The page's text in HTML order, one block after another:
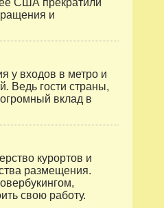
и
у входов в метро и
Ведь гости страны,
вклад в
курортов и
размещения.
свою работу.